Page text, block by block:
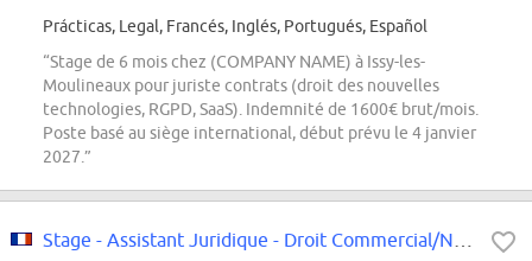
Prácticas, Legal, Francés, Inglés, Portugués, Español
“Stage de 6 mois chez (COMPANY NAME) à Issy-les-
Moulineaux pour juriste contrats (droit des nouvelles
technologies, RGPD, SaaS). Indemnité de 1600€ brut/mois.
Poste basé au siège international, début prévu le 4 janvier
2027.”